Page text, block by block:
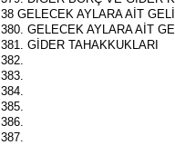
38 GELECEK AYLARA AİT
380. GELECEK AYLARA AİT
381. GİDER TAHAKKUKLARI
382.
383.
384.
385.
386.
387.